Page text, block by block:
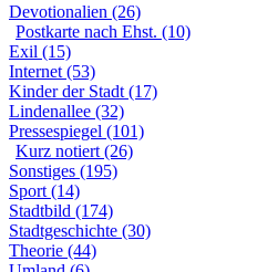
Devotionalien (26)
Postkarte nach Ehst. (10)
Exil (15)
Internet (53)
Kinder der Stadt (17)
Lindenallee (32)
Pressespiegel (101)
Kurz notiert (26)
Sonstiges (195)
Sport (14)
Stadtbild (174)
Stadtgeschichte (30)
Theorie (44)